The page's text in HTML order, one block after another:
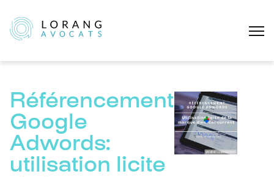
Référencement
Google
Adwords:
utilisation licite